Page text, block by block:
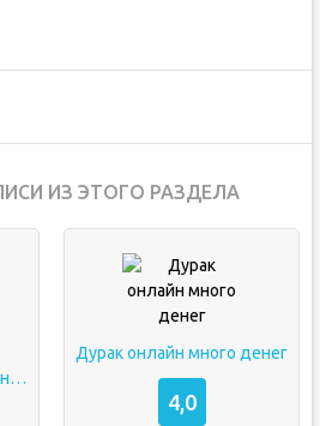
ИЗ ЭТОГО РАЗДЕЛА
Дурак онлайн скачать много денег
Дурак онлайн много денег
4,0